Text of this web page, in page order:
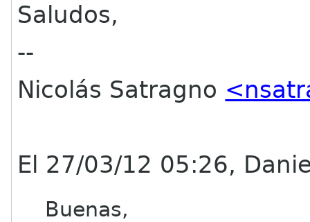
Saludos,
--
Nicolás Satragno
El 27/03/12 05:26,
Buenas,